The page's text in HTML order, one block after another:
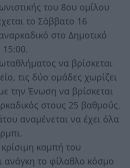
του 8ου ομίλου
το Σάββατο 16
στο Δημοτικό
15:00.
να βρίσκεται
τις δύο ομάδες χωρίζει
την Ένωση να βρίσκεται
στους 25 βαθμούς.
αναμένεται να έχει όλα
καμπή του
ανάγκη το φίλαθλο κόσμο